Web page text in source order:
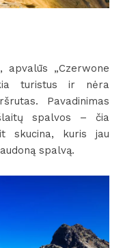
apvalūs „Czerwone
turistus ir nėra
Pavadinimas
spalvos – čia
skucina, kuris jau
spalvą.